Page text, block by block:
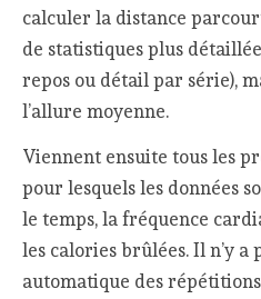
calculer la distance
de statistiques plus
repos ou détail par série),
l’allure moyenne.
Viennent ensuite tous les
pour lesquels les données
le temps, la fréquence
les calories brûlées. Il n’y a
automatique des